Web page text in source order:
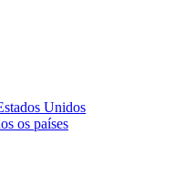
Unidos
os países